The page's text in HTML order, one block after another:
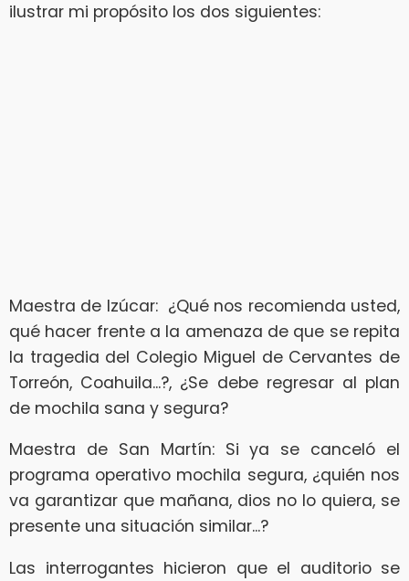
ilustrar mi propósito los dos siguientes:
Maestra de Izúcar: ¿Qué nos recomienda usted,
qué hacer frente a la amenaza de que se repita
la tragedia del Colegio Miguel de Cervantes de
Torreón, Coahuila...?, ¿Se debe regresar al plan
de mochila sana y segura?
Maestra de San Martín: Si ya se canceló el
programa operativo mochila segura, ¿quién nos
va garantizar que mañana, dios no lo quiera, se
presente una situación similar...?
Las interrogantes hicieron que el auditorio se